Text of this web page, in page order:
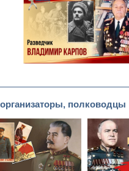
полководцы